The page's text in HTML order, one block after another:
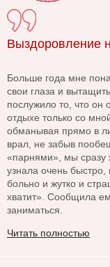
Выздоровление
Больше года мне
свои глаза и
послужило то, что он
отдыхе только со
обманывая прямо в
врал, не забыв
«парнями», мы сразу
узнала очень
больно и жутко и
хватит». Сообщила
заниматься.
Читать полностью